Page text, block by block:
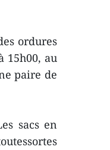
ordures
15h00, au
paire de
sacs en